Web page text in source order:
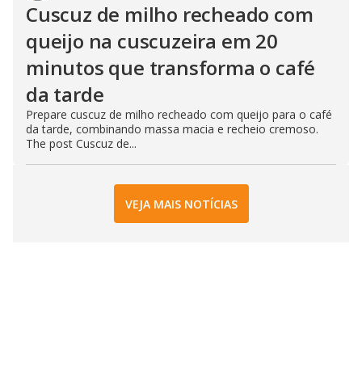
Cuscuz de milho recheado com
queijo na cuscuzeira em 20
minutos que transforma o café
da tarde
Prepare cuscuz de milho recheado com queijo para o café
da tarde, combinando massa macia e recheio cremoso.
The post Cuscuz de...
VEJA MAIS NOTÍCIAS